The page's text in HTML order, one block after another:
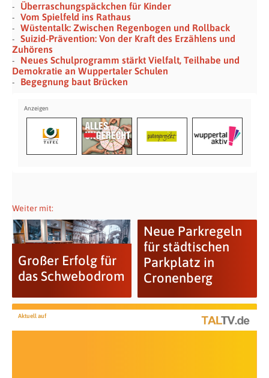
Überraschungspäckchen für Kinder
Vom Spielfeld ins Rathaus
Wüstentalk: Zwischen Regenbogen und Rollback
Suizid-Prävention: Von der Kraft des Erzählens und
Zuhörens
Neues Schulprogramm stärkt Vielfalt, Teilhabe und
Demokratie an Wuppertaler Schulen
Begegnung baut Brücken
Weiter mit:
Großer Erfolg für
das Schwebodrom
Neue Parkregeln
für städtischen
Parkplatz in
Cronenberg
Aktuell auf